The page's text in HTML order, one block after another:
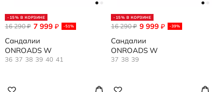
-15% В КОРЗИНЕ
7 999 ₽ -51%
16 290₽
Сандалии
ONROADS W
36 37 38 39 40 41
-15% В КОРЗИНЕ
9 999 ₽ -39%
16 290₽
Сандалии
ONROADS W
37 38 39